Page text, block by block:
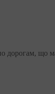
дорогам, що